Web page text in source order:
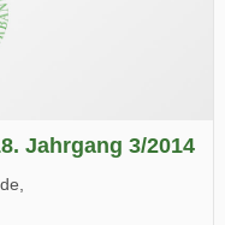
Jahrgang 3/2014